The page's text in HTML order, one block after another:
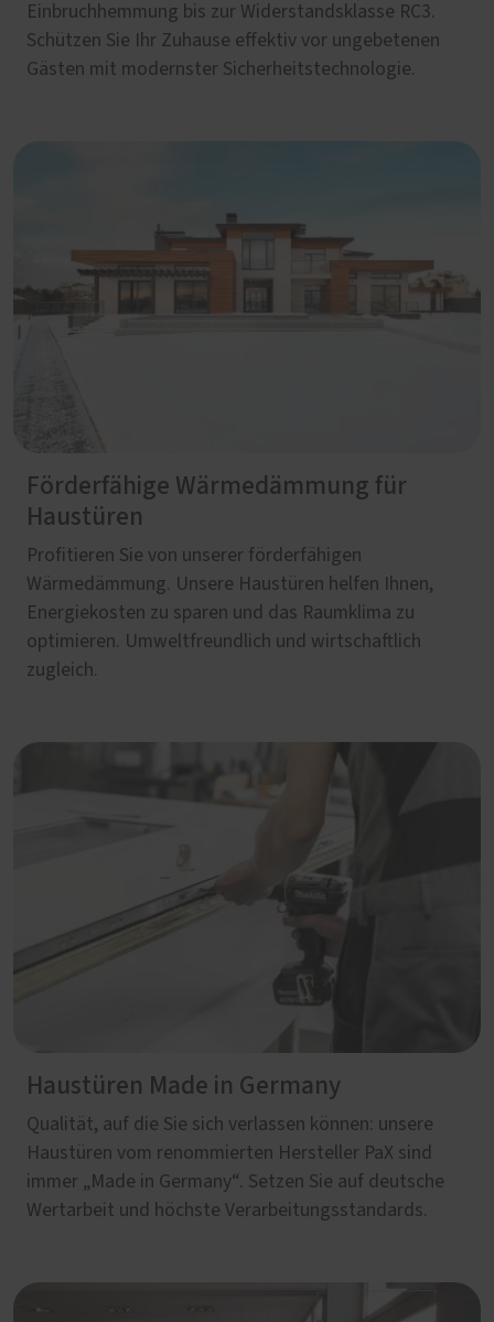
Einbruchhemmung bis zur Widerstandsklasse RC3.
Schützen Sie Ihr Zuhause effektiv vor ungebetenen
Gästen mit modernster Sicherheitstechnologie.
Förderfähige Wärmedämmung für
Haustüren
Profitieren Sie von unserer förderfähigen
Wärmedämmung. Unsere Haustüren helfen Ihnen,
Energiekosten zu sparen und das Raumklima zu
optimieren. Umweltfreundlich und wirtschaftlich
zugleich.
Haustüren Made in Germany
Qualität, auf die Sie sich verlassen können: unsere
Haustüren vom renommierten Hersteller PaX sind
immer „Made in Germany“. Setzen Sie auf deutsche
Wertarbeit und höchste Verarbeitungsstandards.